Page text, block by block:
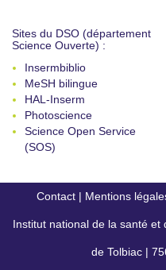
Sites du DSO (département
Science Ouverte) :
Insermbiblio
MeSH bilingue
HAL-Inserm
Photoscience
Science Open Service
(SOS)
Contact | Mentions
Institut national de la santé
de Tolbiac |